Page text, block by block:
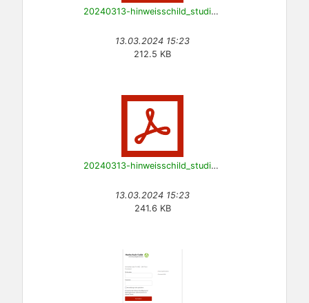
20240313-hinweisschild_studierenden_support-v13-de.pdf
13.03.2024 15:23
212.5 KB
20240313-hinweisschild_studierenden_support-v15-en.pdf
13.03.2024 15:23
241.6 KB